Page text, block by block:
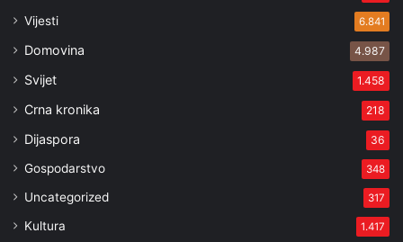
Vijesti 6.841
Domovina 4.987
Svijet 1.458
Crna kronika 218
Dijaspora 36
Gospodarstvo 348
Uncategorized 317
Kultura 1.417